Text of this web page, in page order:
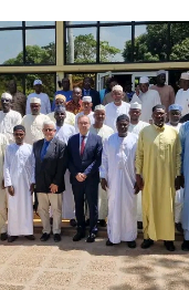
N’Djamena | la commune
arrondissement lance
dégagement des
la ccirculation.
2 juin 2026